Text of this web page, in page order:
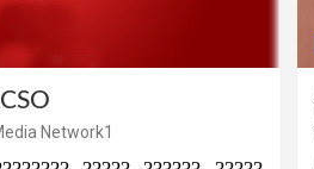
Network1